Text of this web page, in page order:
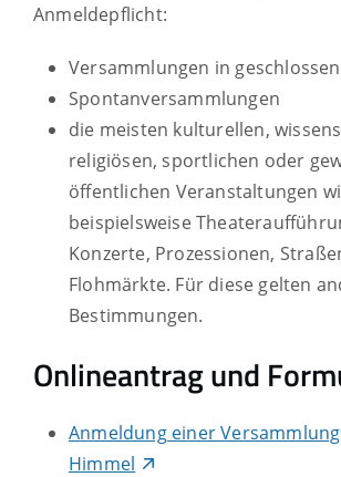
Anmeldepflicht:
Versammlungen in
Spontanversammlungen
die meisten kulturellen,
religiösen, sportlichen oder
öffentlichen Veranstaltungen
beispielsweise
Konzerte, Prozessionen,
Flohmärkte. Für diese gelten
Bestimmungen.
Onlineantrag und
Anmeldung einer
Himmel